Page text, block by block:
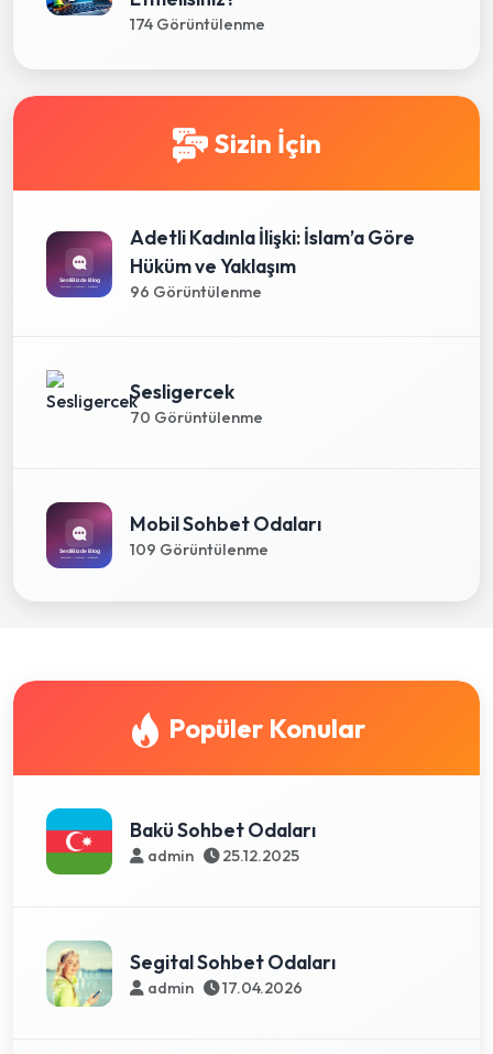
174 Görüntülenme
Sizin İçin
Adetli Kadınla İlişki: İslam’a Göre
Hüküm ve Yaklaşım
96 Görüntülenme
Sesligercek
70 Görüntülenme
Mobil Sohbet Odaları
109 Görüntülenme
Popüler Konular
Bakü Sohbet Odaları
admin 25.12.2025
Segital Sohbet Odaları
admin 17.04.2026